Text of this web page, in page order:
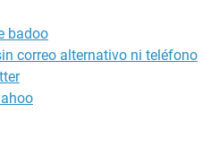
badoo
correo alternativo ni teléfono